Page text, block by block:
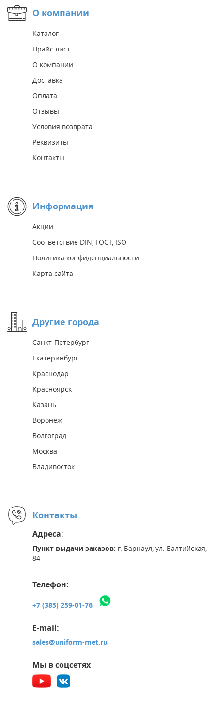
О компании
Каталог
Прайс лист
О компании
Доставка
Оплата
Отзывы
Условия возврата
Реквизиты
Контакты
Информация
Акции
Соответствие DIN, ГОСТ, ISO
Политика конфиденциальности
Карта сайта
Другие города
Санкт-Петербург
Екатеринбург
Краснодар
Красноярск
Казань
Воронеж
Волгоград
Москва
Владивосток
Контакты
Адреса:
Пункт выдачи заказов: г. Барнаул, ул. Балтийская,
84
Телефон:
+7 (385) 259-01-76
E-mail:
sales@uniform-met.ru
Мы в соцсетях